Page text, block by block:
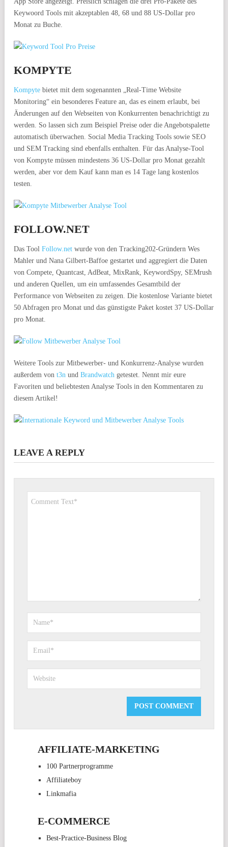
Keywoord Tools mit akzeptablen 48, 68 und 88 US-Dollar pro
Monat zu Buche.
KOMPYTE
Kompyte bietet mit dem sogenannten „Real-Time Website
Monitoring“ ein besonderes Feature an, das es einem erlaubt, bei
Änderungen auf den Webseiten von Konkurrenten benachrichtigt zu
werden. So lassen sich zum Beispiel Preise oder die Angebotspalette
automatisch überwachen. Social Media Tracking Tools sowie SEO
und SEM Tracking sind ebenfalls enthalten. Für das Analyse-Tool
von Kompyte müssen mindestens 36 US-Dollar pro Monat gezahlt
werden, aber vor dem Kauf kann man es 14 Tage lang kostenlos
testen.
FOLLOW.NET
Das Tool Follow.net wurde von den Tracking202-Gründern Wes
Mahler und Nana Gilbert-Baffoe gestartet und aggregiert die Daten
von Compete, Quantcast, AdBeat, MixRank, KeywordSpy, SEMrush
und anderen Quellen, um ein umfassendes Gesamtbild der
Performance von Webseiten zu zeigen. Die kostenlose Variante bietet
50 Abfragen pro Monat und das günstigste Paket kostet 37 US-Dollar
pro Monat.
Weitere Tools zur Mitbewerber- und Konkurrenz-Analyse wurden
außerdem von t3n und Brandwatch getestet. Nennt mir eure
Favoriten und beliebtesten Analyse Tools in den Kommentaren zu
diesem Artikel!
LEAVE A REPLY
AFFILIATE-MARKETING
100 Partnerprogramme
Affiliateboy
Linkmafia
E-COMMERCE
Best-Practice-Business Blog